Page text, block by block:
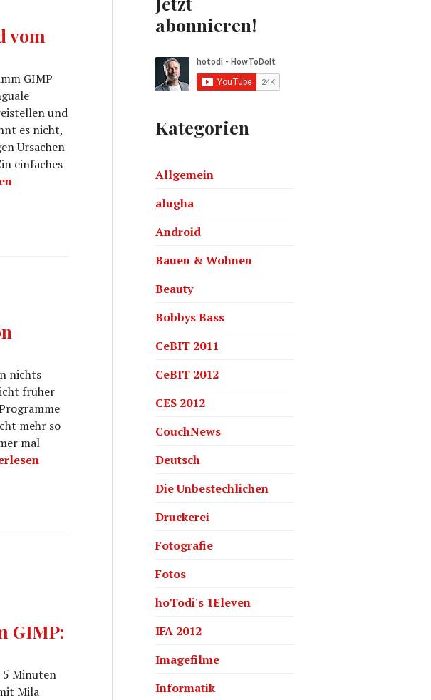
vom
GIMP
und
es nicht,
Ursachen
einfaches
umranden und vom Hintergrund abheben!
nichts
früher
mehr so
mal
Farbe ersetzen von Objekten?
GIMP:
5 Minuten
Mila
abonnieren!
Kategorien
Allgemein
alugha
Android
Bauen & Wohnen
Beauty
Bobbys Bass
CeBIT 2011
CeBIT 2012
CES 2012
CouchNews
Deutsch
Die Unbestechlichen
Druckerei
Fotografie
Fotos
hoTodi's 1Eleven
IFA 2012
Imagefilme
Informatik